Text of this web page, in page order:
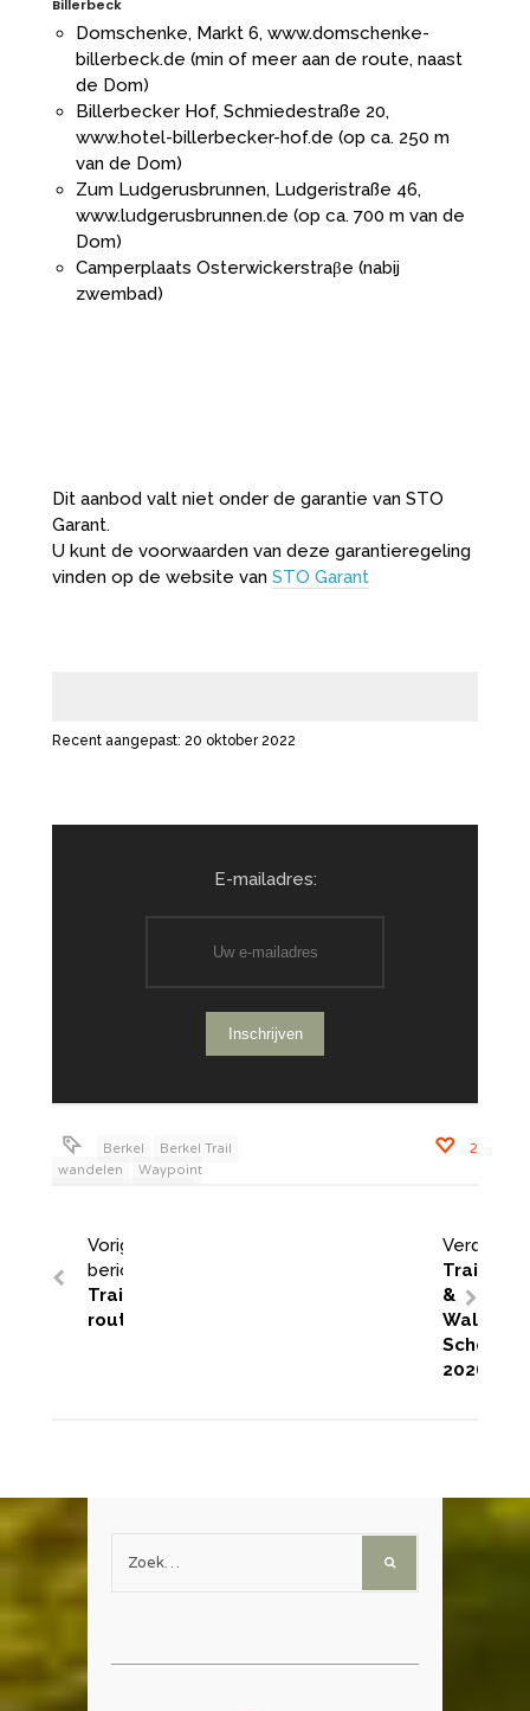
Billerbeck
Domschenke, Markt 6, www.domschenke-
billerbeck.de (min of meer aan de route, naast
de Dom)
Billerbecker Hof, Schmiedestraße 20,
www.hotel-billerbecker-hof.de (op ca. 250 m
van de Dom)
Zum Ludgerusbrunnen, Ludgeristraße 46,
www.ludgerusbrunnen.de (op ca. 700 m van de
Dom)
Camperplaats Osterwickerstraβe (nabij
zwembad)
Dit aanbod valt niet onder de garantie van STO
Garant.
U kunt de voorwaarden van deze garantieregeling
vinden op de website van STO Garant
Recent aangepast: 20 oktober 2022
E-mailadres:
Berkel
Berkel Trail
wandelen
Waypoint
2
Vorig
bericht:
Trail
routes
Verder:
Trail
&
Walk
2026